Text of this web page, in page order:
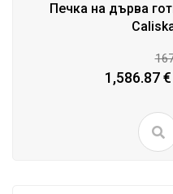
Печка на дърва
1,586.87